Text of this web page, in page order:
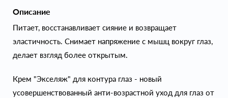
Описание
Питает, восстанавливает сияние и возвращает
эластичность. Снимает напряжение с мышц вокруг глаз,
делает взгляд более открытым.
Крем "Экселяж" для контура глаз - новый
усовершенствованный анти-возрастной уход для глаз от